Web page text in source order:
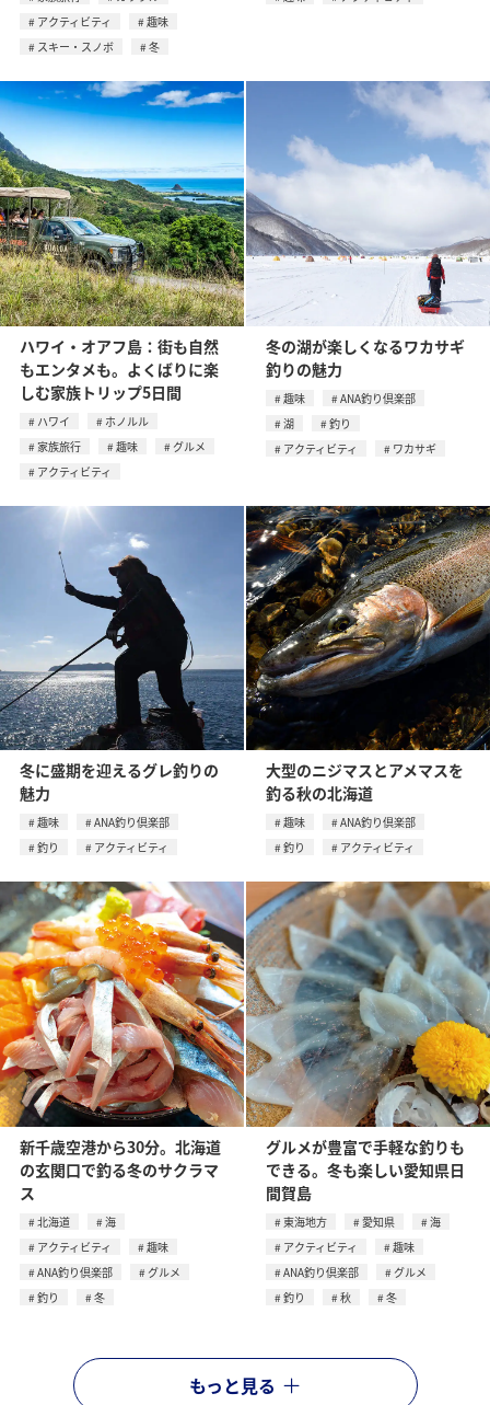
アクティビティ
趣味
スキー・スノボ
冬
ハワイ・オアフ島：街も自然
もエンタメも。よくばりに楽
しむ家族トリップ5日間
ハワイ
ホノルル
家族旅行
趣味
グルメ
アクティビティ
冬の湖が楽しくなるワカサギ
釣りの魅力
趣味
ANA釣り倶楽部
湖
釣り
アクティビティ
ワカサギ
冬に盛期を迎えるグレ釣りの
魅力
趣味
ANA釣り倶楽部
釣り
アクティビティ
大型のニジマスとアメマスを
釣る秋の北海道
趣味
ANA釣り倶楽部
釣り
アクティビティ
新千歳空港から30分。北海道
の玄関口で釣る冬のサクラマ
ス
北海道
海
アクティビティ
趣味
ANA釣り倶楽部
グルメ
釣り
冬
グルメが豊富で手軽な釣りも
できる。冬も楽しい愛知県日
間賀島
東海地方 愛知県
海
アクティビティ
趣味
ANA釣り倶楽部
グルメ
釣り
秋 冬
もっと見る